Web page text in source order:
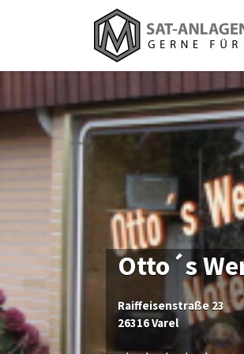
Suchen
nach:
Otto´s
Raiffeisenstraße 23
26316 Varel